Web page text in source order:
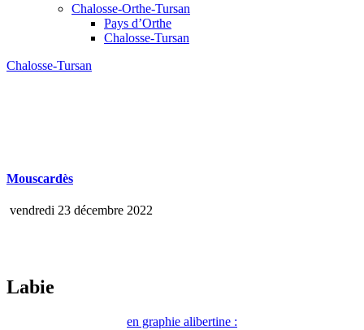
Chalosse-Orthe-Tursan
Pays d’Orthe
Chalosse-Tursan
Chalosse-Tursan
Mouscardès
vendredi 23 décembre 2022
Labie
en graphie alibertine :